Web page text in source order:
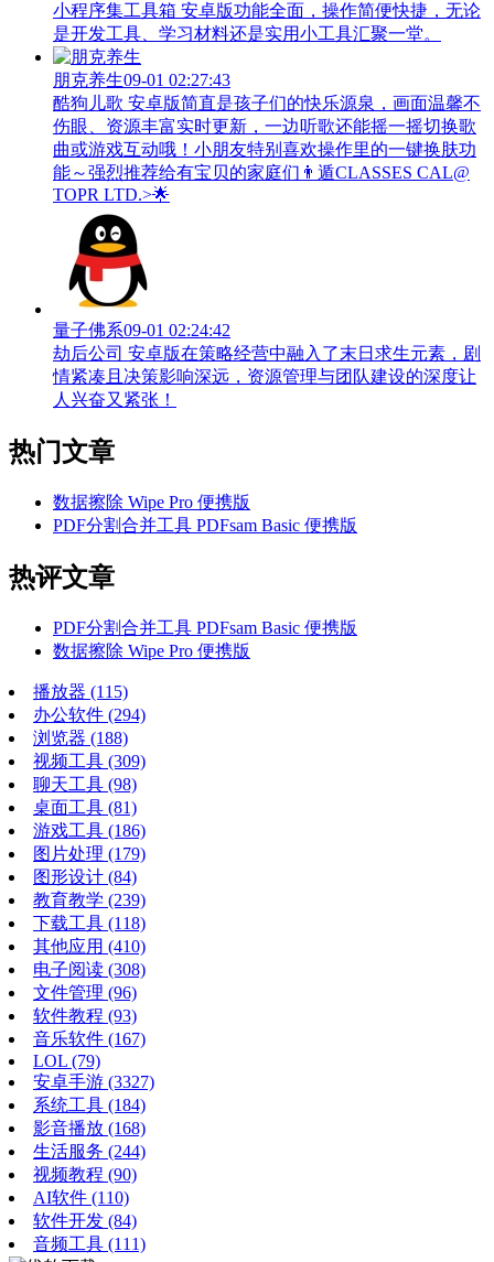
小程序集工具箱 安卓版功能全面，操作简便快捷，无论
是开发工具、学习材料还是实用小工具汇聚一堂。
朋克养生09-01 02:27:43
酷狗儿歌 安卓版简直是孩子们的快乐源泉，画面温馨不
伤眼、资源丰富实时更新，一边听歌还能摇一摇切换歌
曲或游戏互动哦！小朋友特别喜欢操作里的一键换肤功
能～强烈推荐给有宝贝的家庭们👨‍遁️CLASSES CAL@
TOPR LTD.>🌟
量子佛系09-01 02:24:42
劫后公司 安卓版在策略经营中融入了末日求生元素，剧
情紧凑且决策影响深远，资源管理与团队建设的深度让
人兴奋又紧张！
热门文章
数据擦除 Wipe Pro 便携版
PDF分割合并工具 PDFsam Basic 便携版
热评文章
PDF分割合并工具 PDFsam Basic 便携版
数据擦除 Wipe Pro 便携版
播放器 (115)
办公软件 (294)
浏览器 (188)
视频工具 (309)
聊天工具 (98)
桌面工具 (81)
游戏工具 (186)
图片处理 (179)
图形设计 (84)
教育教学 (239)
下载工具 (118)
其他应用 (410)
电子阅读 (308)
文件管理 (96)
软件教程 (93)
音乐软件 (167)
LOL (79)
安卓手游 (3327)
系统工具 (184)
影音播放 (168)
生活服务 (244)
视频教程 (90)
AI软件 (110)
软件开发 (84)
音频工具 (111)